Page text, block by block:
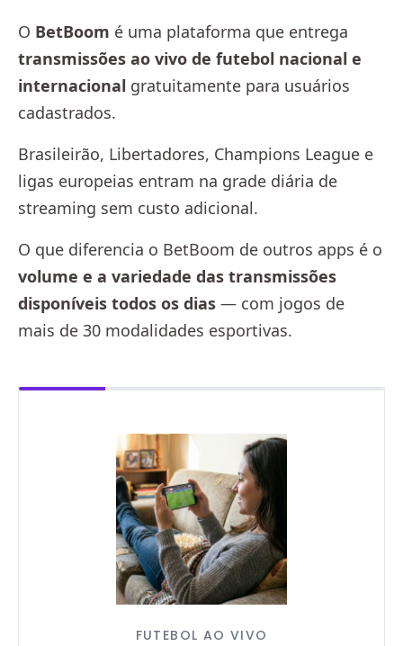
O BetBoom é uma plataforma que entrega
transmissões ao vivo de futebol nacional e
internacional gratuitamente para usuários
cadastrados.
Brasileirão, Libertadores, Champions League e
ligas europeias entram na grade diária de
streaming sem custo adicional.
O que diferencia o BetBoom de outros apps é o
volume e a variedade das transmissões
disponíveis todos os dias — com jogos de
mais de 30 modalidades esportivas.
FUTEBOL AO VIVO